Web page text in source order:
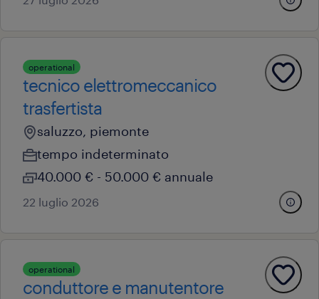
operational
tecnico elettromeccanico
trasfertista
saluzzo, piemonte
tempo indeterminato
40.000 € - 50.000 € annuale
22 luglio 2026
operational
conduttore e manutentore